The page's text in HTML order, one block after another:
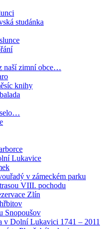
studánka
naší zimní obce…
knihy
Lukavice
v zámeckém parku
VIII. pochodu
Zlín
Snopoušov
v Dolní Lukavici 1741 – 2011